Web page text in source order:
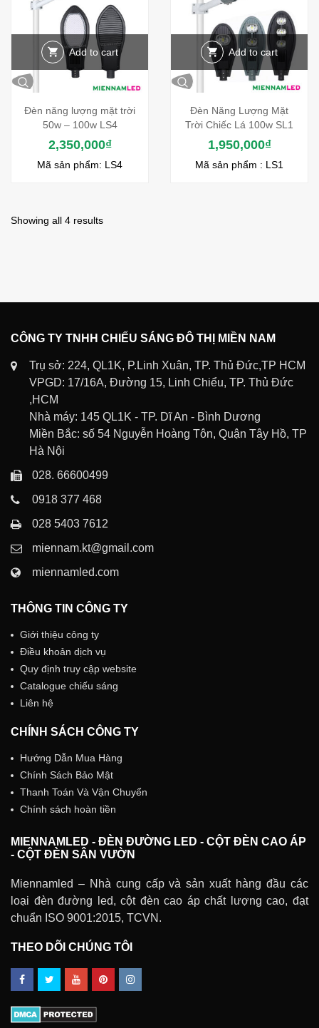
Add to cart
Đèn năng lượng mặt trời
50w – 100w LS4
2,350,000₫
Mã sản phẩm: LS4
Add to cart
Đèn Năng Lượng Mặt
Trời Chiếc Lá 100w SL1
1,950,000₫
Mã sản phẩm : LS1
Showing all 4 results
CÔNG TY TNHH CHIẾU SÁNG ĐÔ THỊ MIỀN NAM
Trụ sở: 224, QL1K, P.Linh Xuân, TP. Thủ Đức,TP HCM
VPGD: 17/16A, Đường 15, Linh Chiểu, TP. Thủ Đức
,HCM
Nhà máy: 145 QL1K - TP. Dĩ An - Bình Dương
Miền Bắc: số 54 Nguyễn Hoàng Tôn, Quận Tây Hồ, TP
Hà Nội
028. 66600499
0918 377 468
028 5403 7612
miennam.kt@gmail.com
miennamled.com
THÔNG TIN CÔNG TY
Giới thiệu công ty
Điều khoản dịch vụ
Quy định truy cập website
Catalogue chiếu sáng
Liên hệ
CHÍNH SÁCH CÔNG TY
Hướng Dẫn Mua Hàng
Chính Sách Bảo Mật
Thanh Toán Và Vận Chuyển
Chính sách hoàn tiền
MIENNAMLED - ĐÈN ĐƯỜNG LED - CỘT ĐÈN CAO ÁP
- CỘT ĐÈN SÂN VƯỜN
Miennamled – Nhà cung cấp và sản xuất hàng đầu các
loại đèn đường led, cột đèn cao áp chất lượng cao, đạt
chuẩn ISO 9001:2015, TCVN.
THEO DÕI CHÚNG TÔI